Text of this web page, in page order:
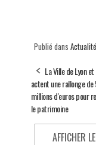
Publié dans Actualité
La Ville de Lyon
actent une rallonge de
millions d'euros pour
le patrimoine
AFFICHER